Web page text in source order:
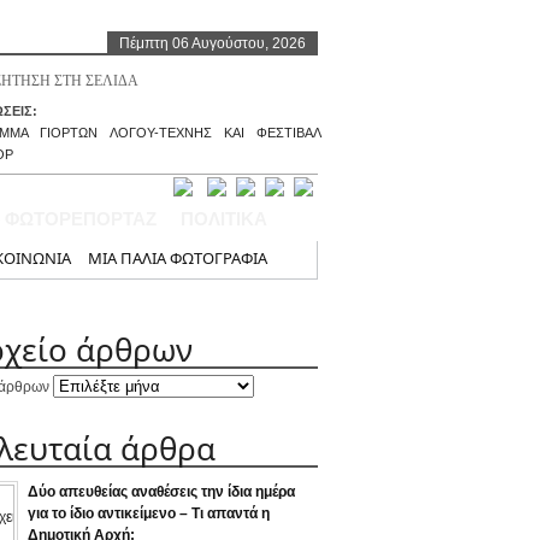
Πέμπτη 06 Αυγούστου, 2026
ΓΙΟΡΤΩΝ ΛΟΓΟΥ-ΤΕΧΝΗΣ ΚΑΙ ΦΕΣΤΙΒΑΛ
ΜΙΑ ΠΑΛΙΑ ΦΩΤΟΓΡΑΦΙΑ
άρθρων
άρθρα
Δύο απευθείας αναθέσεις την ίδια ημέρα
για το ίδιο αντικείμενο – Τι απαντά η
Δημοτική Αρχή;